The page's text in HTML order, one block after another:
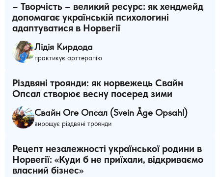
– Творчість – великий ресурс: як хендмейд
допомагає українській психологині
адаптуватися в Норвегії
Лідія Кирдода
практикує арттерапію
Різдвяні троянди: як норвежець Свайн
Опсал створює весну посеред зими
Свайн Оге Опсал (Svein Åge Opsahl)
вирощує різдвяні троянди
Рецепт незалежності української родини в
Норвегії: «Куди б не приїхали, відкриваємо
власний бізнес»